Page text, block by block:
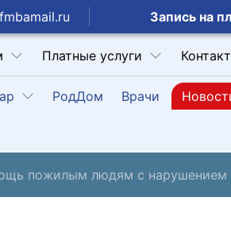
Запись на
Платные услуги
РодДом Врачи
пожилым людям с нарушением